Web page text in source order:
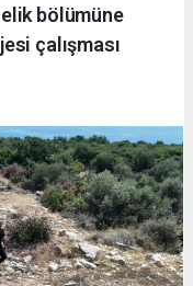
bölümüne
çalışması